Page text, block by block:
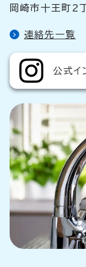
岡崎市十王町2
連絡先一覧
公式イ